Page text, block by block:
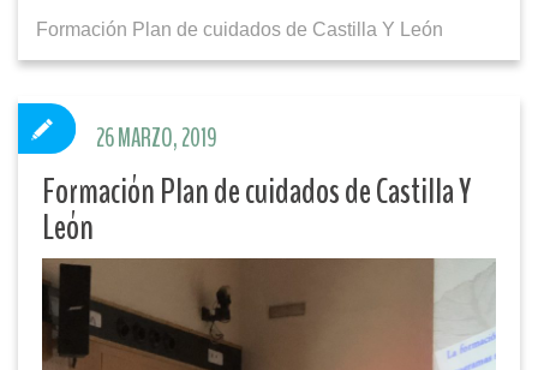
Formación Plan de cuidados de Castilla Y León
Formación Plan de cuidados de Castilla Y
León
26 MARZO, 2019